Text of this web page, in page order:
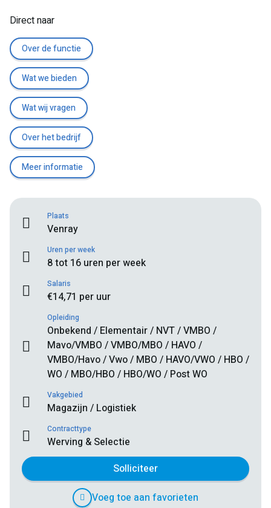
Direct naar
Over de functie
Wat we bieden
Wat wij vragen
Over het bedrijf
Meer informatie
Plaats
Venray
Uren per week
8 tot 16 uren per week
Salaris
€14,71 per uur
Opleiding
Onbekend / Elementair / NVT / VMBO /
Mavo/VMBO / VMBO/MBO / HAVO /
VMBO/Havo / Vwo / MBO / HAVO/VWO / HBO /
WO / MBO/HBO / HBO/WO / Post WO
Vakgebied
Magazijn / Logistiek
Contracttype
Werving & Selectie
Solliciteer
Voeg toe aan favorieten